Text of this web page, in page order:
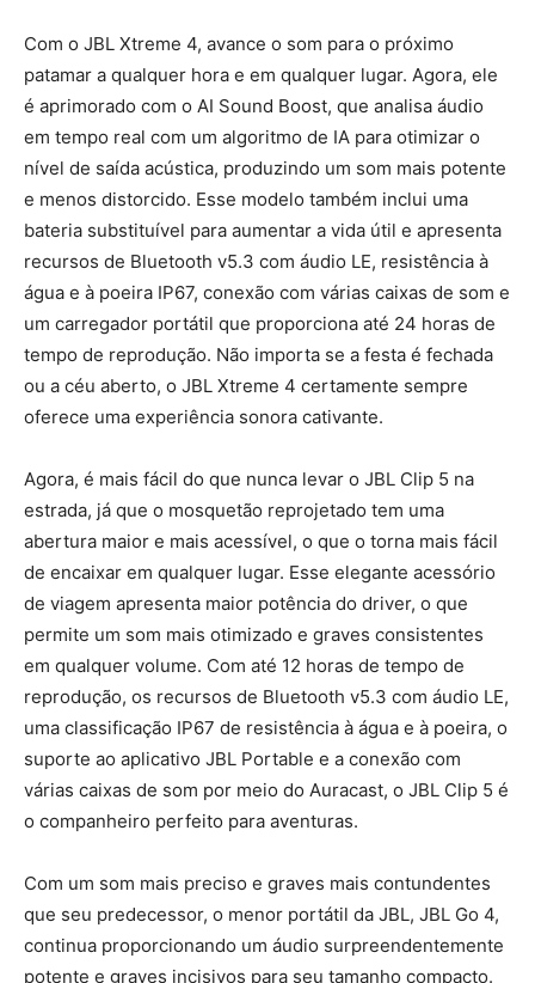
Com o JBL Xtreme 4, avance o som para o próximo
patamar a qualquer hora e em qualquer lugar. Agora, ele
é aprimorado com o AI Sound Boost, que analisa áudio
em tempo real com um algoritmo de IA para otimizar o
nível de saída acústica, produzindo um som mais potente
e menos distorcido. Esse modelo também inclui uma
bateria substituível para aumentar a vida útil e apresenta
recursos de Bluetooth v5.3 com áudio LE, resistência à
água e à poeira IP67, conexão com várias caixas de som e
um carregador portátil que proporciona até 24 horas de
tempo de reprodução. Não importa se a festa é fechada
ou a céu aberto, o JBL Xtreme 4 certamente sempre
oferece uma experiência sonora cativante.
Agora, é mais fácil do que nunca levar o JBL Clip 5 na
estrada, já que o mosquetão reprojetado tem uma
abertura maior e mais acessível, o que o torna mais fácil
de encaixar em qualquer lugar. Esse elegante acessório
de viagem apresenta maior potência do driver, o que
permite um som mais otimizado e graves consistentes
em qualquer volume. Com até 12 horas de tempo de
reprodução, os recursos de Bluetooth v5.3 com áudio LE,
uma classificação IP67 de resistência à água e à poeira, o
suporte ao aplicativo JBL Portable e a conexão com
várias caixas de som por meio do Auracast, o JBL Clip 5 é
o companheiro perfeito para aventuras.
Com um som mais preciso e graves mais contundentes
que seu predecessor, o menor portátil da JBL, JBL Go 4,
continua proporcionando um áudio surpreendentemente
potente e graves incisivos para seu tamanho compacto.